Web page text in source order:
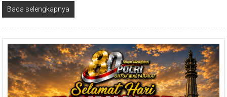
Baca selengkapnya